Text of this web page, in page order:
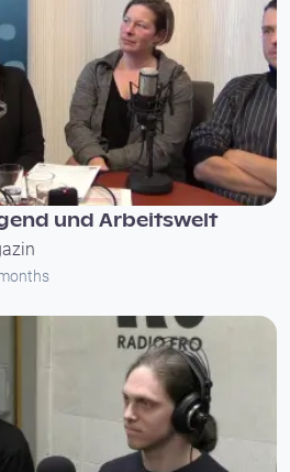
und Arbeitswelt